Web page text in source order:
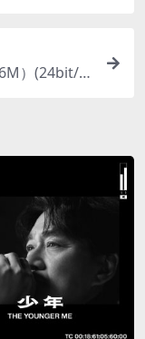
）(24bit/4